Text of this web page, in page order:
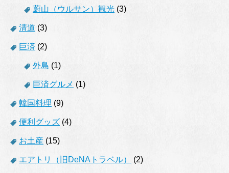
蔚山（ウルサン）観光 (3)
清道 (3)
巨済 (2)
外島 (1)
巨済グルメ (1)
韓国料理 (9)
便利グッズ (4)
お土産 (15)
エアトリ（旧DeNAトラベル） (2)